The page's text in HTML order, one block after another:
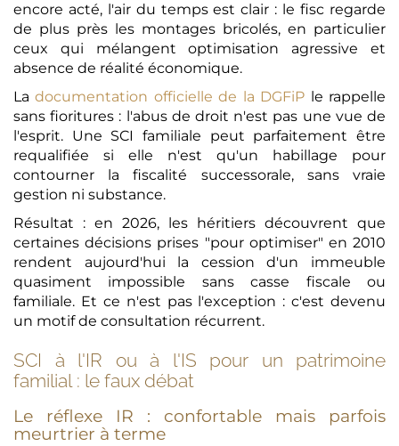
encore acté, l'air du temps est clair : le fisc regarde
de plus près les montages bricolés, en particulier
ceux qui mélangent optimisation agressive et
absence de réalité économique.
Ladocumentation officielle de la DGFiP le rappelle
sans fioritures : l'abus de droit n'est pas une vue de
l'esprit. Une SCI familiale peut parfaitement être
requalifiée si elle n'est qu'un habillage pour
contourner la fiscalité successorale, sans vraie
gestion ni substance.
Résultat : en 2026, les héritiers découvrent que
certaines décisions prises "pour optimiser" en 2010
rendent aujourd'hui la cession d'un immeuble
quasiment impossible sans casse fiscale ou
familiale. Et ce n'est pas l'exception : c'est devenu
un motif de consultation récurrent.
SCI à l'IR ou à l'IS pour un patrimoine
familial : le faux débat
Le réflexe IR : confortable mais parfois
meurtrier à terme